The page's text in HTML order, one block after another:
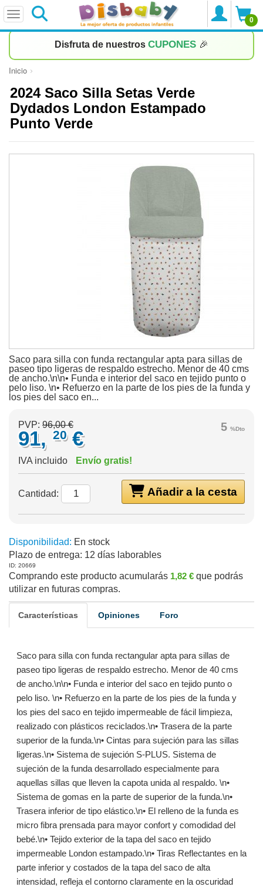
0
Disfruta de nuestros CUPONES 🎉
Inicio
2024 Saco Silla Setas Verde
Dydados London Estampado
Punto Verde
Saco para silla con funda rectangular apta para sillas de
paseo tipo ligeras de respaldo estrecho. Menor de 40 cms
de ancho.\n\n• Funda e interior del saco en tejido punto o
pelo liso. \n• Refuerzo en la parte de los pies de la funda y
los pies del saco en...
5 %Dto
PVP: 96,00 €
91, 20 €
IVA incluido Envío gratis!
Añadir a la cesta
Cantidad:
Disponibilidad: En stock
Plazo de entrega: 12 días laborables
ID: 20669
Comprando este producto acumularás 1,82 € que podrás
utilizar en futuras compras.
Características Opiniones Foro
Saco para silla con funda rectangular apta para sillas de
paseo tipo ligeras de respaldo estrecho. Menor de 40 cms
de ancho.\n\n• Funda e interior del saco en tejido punto o
pelo liso. \n• Refuerzo en la parte de los pies de la funda y
los pies del saco en tejido impermeable de fácil limpieza,
realizado con plásticos reciclados.\n• Trasera de la parte
superior de la funda.\n• Cintas para sujeción para las sillas
ligeras.\n• Sistema de sujeción S-PLUS. Sistema de
sujeción de la funda desarrollado especialmente para
aquellas sillas que lleven la capota unida al respaldo. \n•
Sistema de gomas en la parte de superior de la funda.\n•
Trasera inferior de tipo elástico.\n• El relleno de la funda es
micro fibra prensada para mayor confort y comodidad del
bebé.\n• Tejido exterior de la tapa del saco en tejido
impermeable London estampado.\n• Tiras Reflectantes en la
parte inferior y costados de la tapa del saco de alta
intensidad, refleja el contorno claramente en la oscuridad